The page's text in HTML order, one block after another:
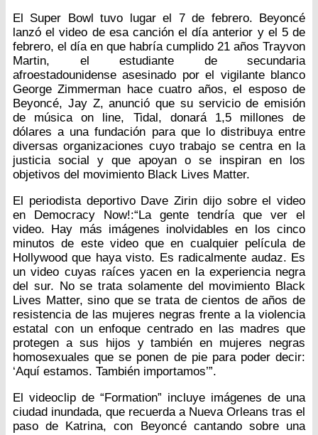
El Super Bowl tuvo lugar el 7 de febrero. Beyoncé
lanzó el video de esa canción el día anterior y el 5 de
febrero, el día en que habría cumplido 21 años Trayvon
Martin, el estudiante de secundaria
afroestadounidense asesinado por el vigilante blanco
George Zimmerman hace cuatro años, el esposo de
Beyoncé, Jay Z, anunció que su servicio de emisión
de música on line, Tidal, donará 1,5 millones de
dólares a una fundación para que lo distribuya entre
diversas organizaciones cuyo trabajo se centra en la
justicia social y que apoyan o se inspiran en los
objetivos del movimiento Black Lives Matter.
El periodista deportivo Dave Zirin dijo sobre el video
en Democracy Now!:“La gente tendría que ver el
video. Hay más imágenes inolvidables en los cinco
minutos de este video que en cualquier película de
Hollywood que haya visto. Es radicalmente audaz. Es
un video cuyas raíces yacen en la experiencia negra
del sur. No se trata solamente del movimiento Black
Lives Matter, sino que se trata de cientos de años de
resistencia de las mujeres negras frente a la violencia
estatal con un enfoque centrado en las madres que
protegen a sus hijos y también en mujeres negras
homosexuales que se ponen de pie para poder decir:
‘Aquí estamos. También importamos’”.
El videoclip de “Formation” incluye imágenes de una
ciudad inundada, que recuerda a Nueva Orleans tras el
paso de Katrina, con Beyoncé cantando sobre una